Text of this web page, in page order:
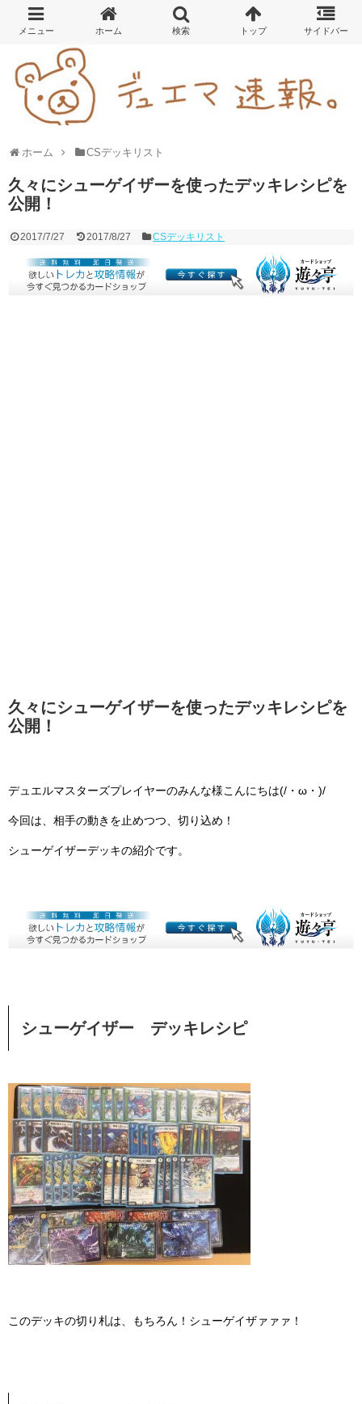
ホーム CSデッキリスト
久々にシューゲイザーを使ったデッキレシピを
公開！
2017/7/27 2017/8/27 CSデッキリスト
久々にシューゲイザーを使ったデッキレシピを
公開！
デュエルマスターズプレイヤーのみんな様こんにちは(/・ω・)/
今回は、相手の動きを止めつつ、切り込め！
シューゲイザーデッキの紹介です。
シューゲイザー デッキレシピ
このデッキの切り札は、もちろん！シューゲイザァァァ！